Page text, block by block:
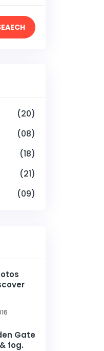
(20)
(08)
(18)
(21)
(09)
Gate
fog.